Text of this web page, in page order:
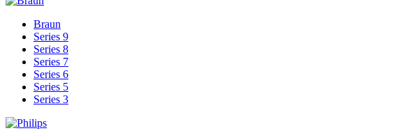
Braun
Series 9
Series 8
Series 7
Series 6
Series 5
Series 3